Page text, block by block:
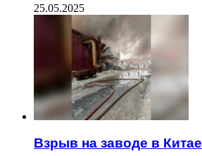
25.05.2025
Взрыв на заводе в Китае